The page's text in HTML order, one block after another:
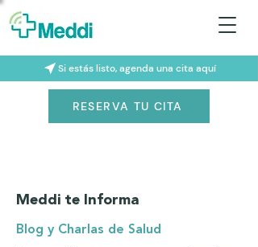
Si estás listo, agenda una cita aquí
RESERVA TU CITA
Meddi te Informa
Blog y Charlas de Salud